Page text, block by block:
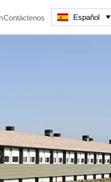
Contáctenos Español 